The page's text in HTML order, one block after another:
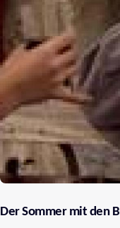
Der Sommer mit den